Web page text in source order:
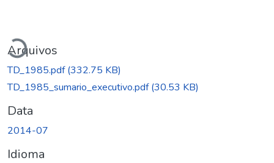
Carregando...
Arquivos
TD_1985.pdf(332.75 KB)
TD_1985_sumario_executivo.pdf(30.53 KB)
Data
2014-07
Idioma